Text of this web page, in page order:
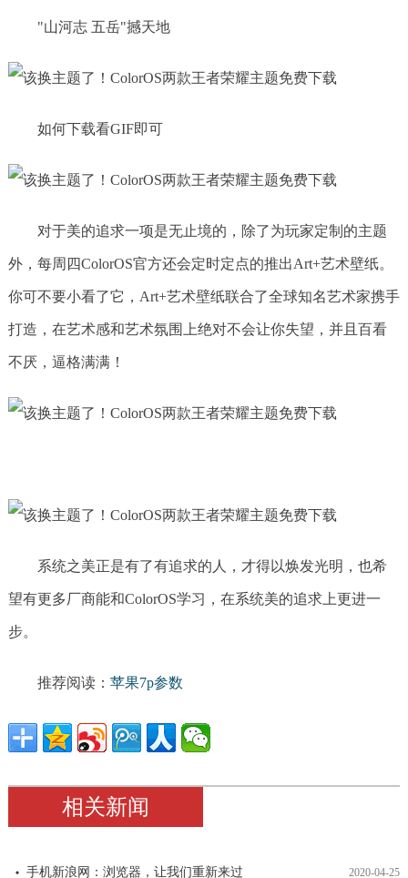
"山河志 五岳"撼天地
如何下载看GIF即可
对于美的追求一项是无止境的，除了为玩家定制的主题
外，每周四ColorOS官方还会定时定点的推出Art+艺术壁纸。
你可不要小看了它，Art+艺术壁纸联合了全球知名艺术家携手
打造，在艺术感和艺术氛围上绝对不会让你失望，并且百看
不厌，逼格满满！
系统之美正是有了有追求的人，才得以焕发光明，也希
望有更多厂商能和ColorOS学习，在系统美的追求上更进一
步。
推荐阅读： 苹果7p参数
相关新闻
手机新浪网：浏览器，让我们重新来过 2020-04-25